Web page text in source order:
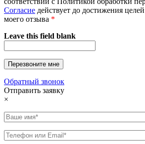
Согласие действует до достижения
моего отзыва *
Leave this field blank
Обратный звонок
Отправить заявку
×